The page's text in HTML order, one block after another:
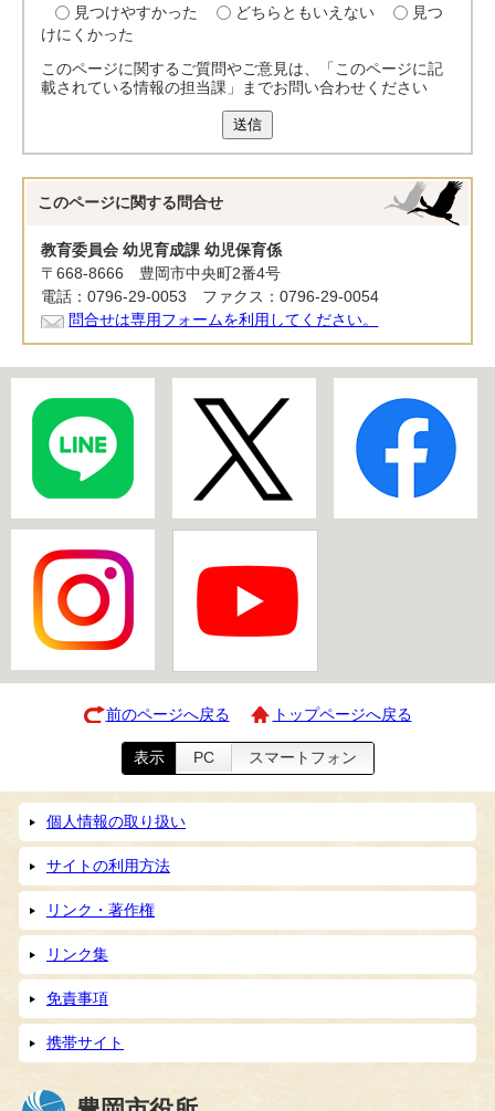
見つけやすかった
どちらともいえない
見つ
けにくかった
このページに関するご質問やご意見は、「このページに記
載されている情報の担当課」までお問い合わせください
送信
このページに関する 問合せ
教育委員会 幼児育成課 幼児保育係
〒668-8666 豊岡市中央町2番4号
電話：0796-29-0053 ファクス：0796-29-0054
問合せは専用フォームを利用してください。
前のページへ戻る トップページへ戻る
表示 PC スマートフォン
個人情報の取り扱い
サイトの利用方法
リンク・著作権
リンク集
免責事項
携帯サイト